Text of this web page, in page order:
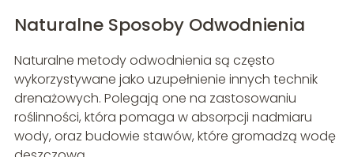
Naturalne Sposoby Odwodnienia
Naturalne metody odwodnienia są często
wykorzystywane jako uzupełnienie innych technik
drenażowych. Polegają one na zastosowaniu
roślinności, która pomaga w absorpcji nadmiaru
wody, oraz budowie stawów, które gromadzą wodę